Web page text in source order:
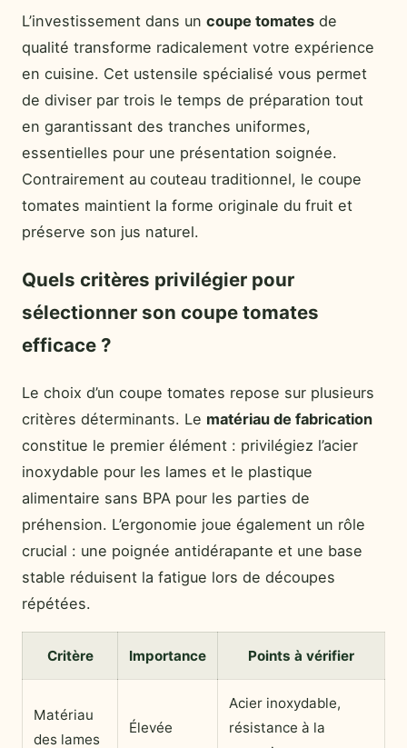
L’investissement dans un coupe tomates de
qualité transforme radicalement votre expérience
en cuisine. Cet ustensile spécialisé vous permet
de diviser par trois le temps de préparation tout
en garantissant des tranches uniformes,
essentielles pour une présentation soignée.
Contrairement au couteau traditionnel, le coupe
tomates maintient la forme originale du fruit et
préserve son jus naturel.
Quels critères privilégier pour
sélectionner son coupe tomates
efficace ?
Le choix d’un coupe tomates repose sur plusieurs
critères déterminants. Le matériau de fabrication
constitue le premier élément : privilégiez l’acier
inoxydable pour les lames et le plastique
alimentaire sans BPA pour les parties de
préhension. L’ergonomie joue également un rôle
crucial : une poignée antidérapante et une base
stable réduisent la fatigue lors de découpes
répétées.
Critère Importance Points à vérifier
Matériau
des lames
Élevée
Acier inoxydable,
résistance à la